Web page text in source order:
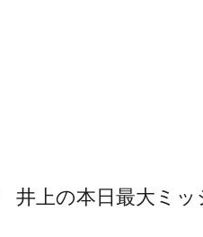
井上の本日最大ミ